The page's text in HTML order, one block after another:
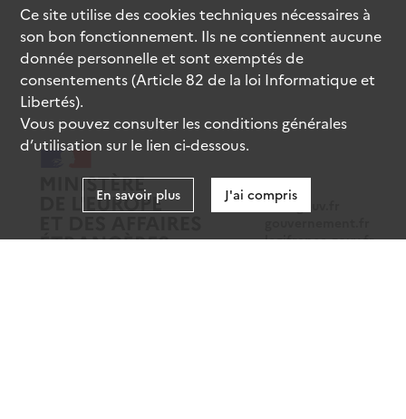
data.gouv.fr
legifrance.gouv.fr
Ce site utilise descookiestechniques nécessaires à
son bon fonctionnement. Ils ne contiennent aucune
donnée personnelle et sont exemptés de
consentements (Article 82 de la loi Informatique et
Libertés).
Vous pouvez consulter les conditions générales
d’utilisation sur le lien ci-dessous.
En savoir plus J'ai compris